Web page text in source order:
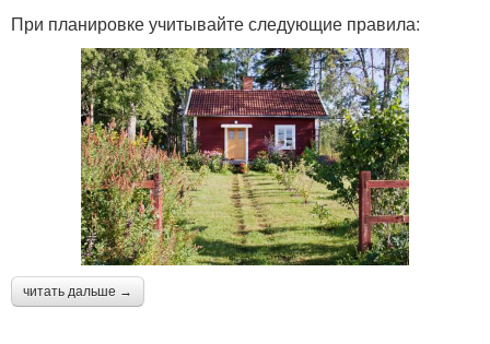
При планировке учитывайте следующие правила:
читать дальше →